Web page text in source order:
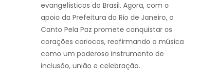
evangelísticos do Brasil. Agora, com o
apoio da Prefeitura do Rio de Janeiro, o
Canto Pela Paz promete conquistar os
corações cariocas, reafirmando a música
como um poderoso instrumento de
inclusão, união e celebração.